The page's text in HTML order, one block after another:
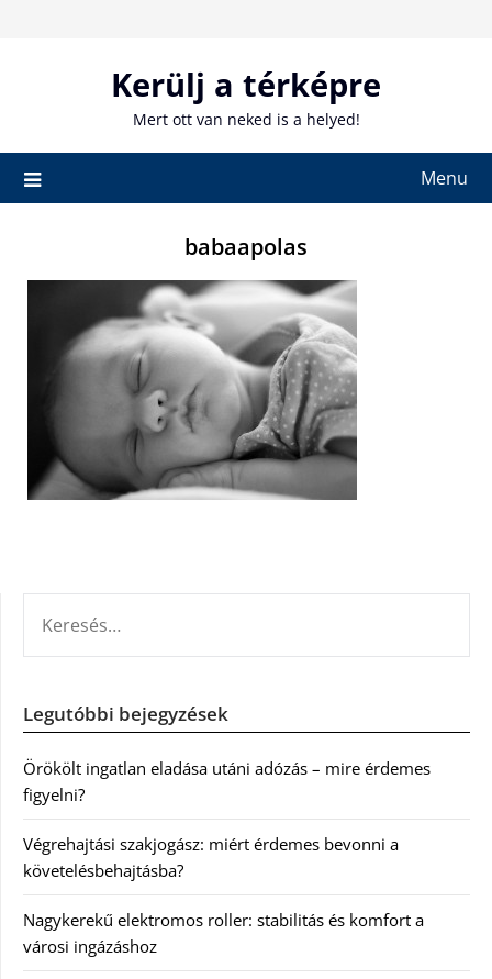
Kerülj a térképre
Mert ott van neked is a helyed!
Menu
babaapolas
Legutóbbi bejegyzések
Örökölt ingatlan eladása utáni adózás – mire érdemes
figyelni?
Végrehajtási szakjogász: miért érdemes bevonni a
követelésbehajtásba?
Nagykerekű elektromos roller: stabilitás és komfort a
városi ingázáshoz